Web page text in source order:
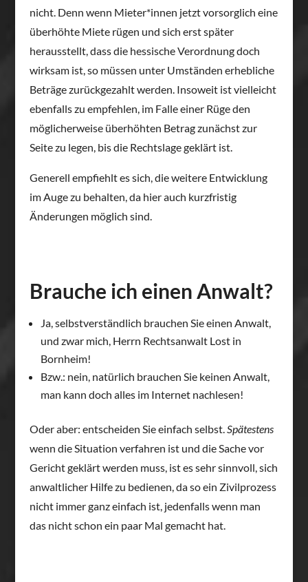
nicht. Denn wenn Mieter*innen jetzt vorsorglich eine
überhöhte Miete rügen und sich erst später
herausstellt, dass die hessische Verordnung doch
wirksam ist, so müssen unter Umständen erhebliche
Beträge zurückgezahlt werden. Insoweit ist vielleicht
ebenfalls zu empfehlen, im Falle einer Rüge den
möglicherweise überhöhten Betrag zunächst zur
Seite zu legen, bis die Rechtslage geklärt ist.
Generell empfiehlt es sich, die weitere Entwicklung
im Auge zu behalten, da hier auch kurzfristig
Änderungen möglich sind.
Brauche ich einen Anwalt?
Ja, selbstverständlich brauchen Sie einen Anwalt,
und zwar mich, Herrn Rechtsanwalt Lost in
Bornheim!
Bzw.: nein, natürlich brauchen Sie keinen Anwalt,
man kann doch alles im Internet nachlesen!
Oder aber: entscheiden Sie einfach selbst. Spätestens
wenn die Situation verfahren ist und die Sache vor
Gericht geklärt werden muss, ist es sehr sinnvoll, sich
anwaltlicher Hilfe zu bedienen, da so ein Zivilprozess
nicht immer ganz einfach ist, jedenfalls wenn man
das nicht schon ein paar Mal gemacht hat.